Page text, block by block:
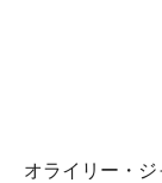
オライリー・